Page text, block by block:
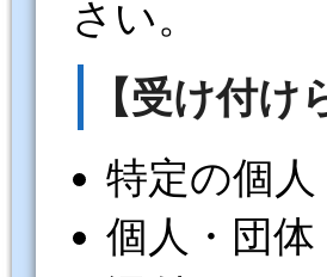
さい。
【受け付
特定の個
個人・団